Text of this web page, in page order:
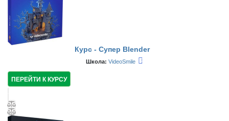
Курс - Супер Blender
Школа: VideoSmile
ПЕРЕЙТИ К КУРСУ